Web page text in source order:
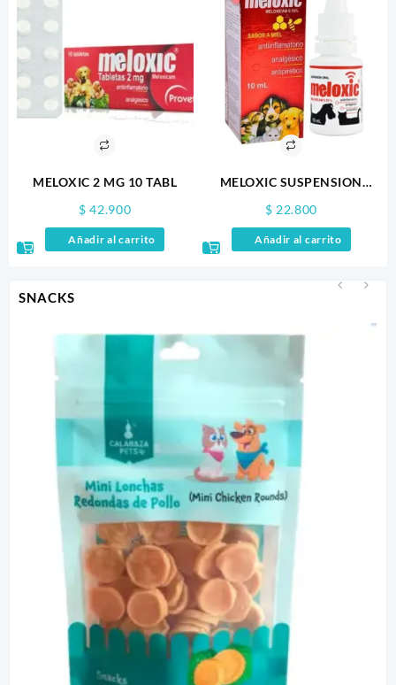
SNACKS
se
pueden
elegir
en
producto
MELOXIC 2 MG 10 TABL
$ 42.900
Añadir al carrito
MELOXIC SUSPENSION
$ 22.800
Añadir al carrito